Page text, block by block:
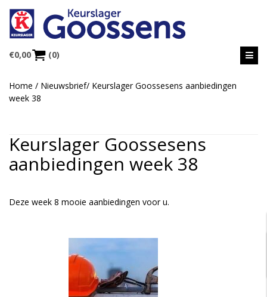
€0,00 (0)
Home / Nieuwsbrief/ Keurslager Goossesens aanbiedingen
week 38
Keurslager Goossesens
aanbiedingen week 38
Deze week 8 mooie aanbiedingen voor u.